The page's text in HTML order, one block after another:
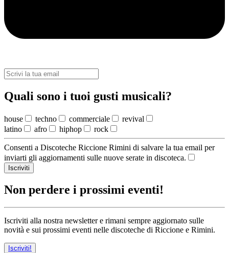
Quali sono i tuoi gusti musicali?
house techno commerciale
revival
latino
afro hiphop rock
Consenti a Discoteche Riccione Rimini di salvare la tua email per
inviarti gli aggiornamenti sulle nuove serate in discoteca.
Iscriviti
Non perdere i prossimi eventi!
Iscriviti alla nostra newsletter e rimani sempre aggiornato sulle
novità e sui prossimi eventi nelle discoteche di Riccione e Rimini.
Iscriviti!